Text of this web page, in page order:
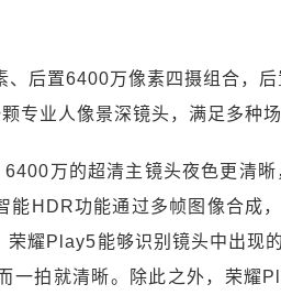
后置6400万像素四摄组合，
专业人像景深镜头，满足多种场
万的超清主镜头夜色更清
能HDR功能通过多帧图像合成
耀Play5能够识别镜头中出现
一拍就清晰。除此之外，荣耀